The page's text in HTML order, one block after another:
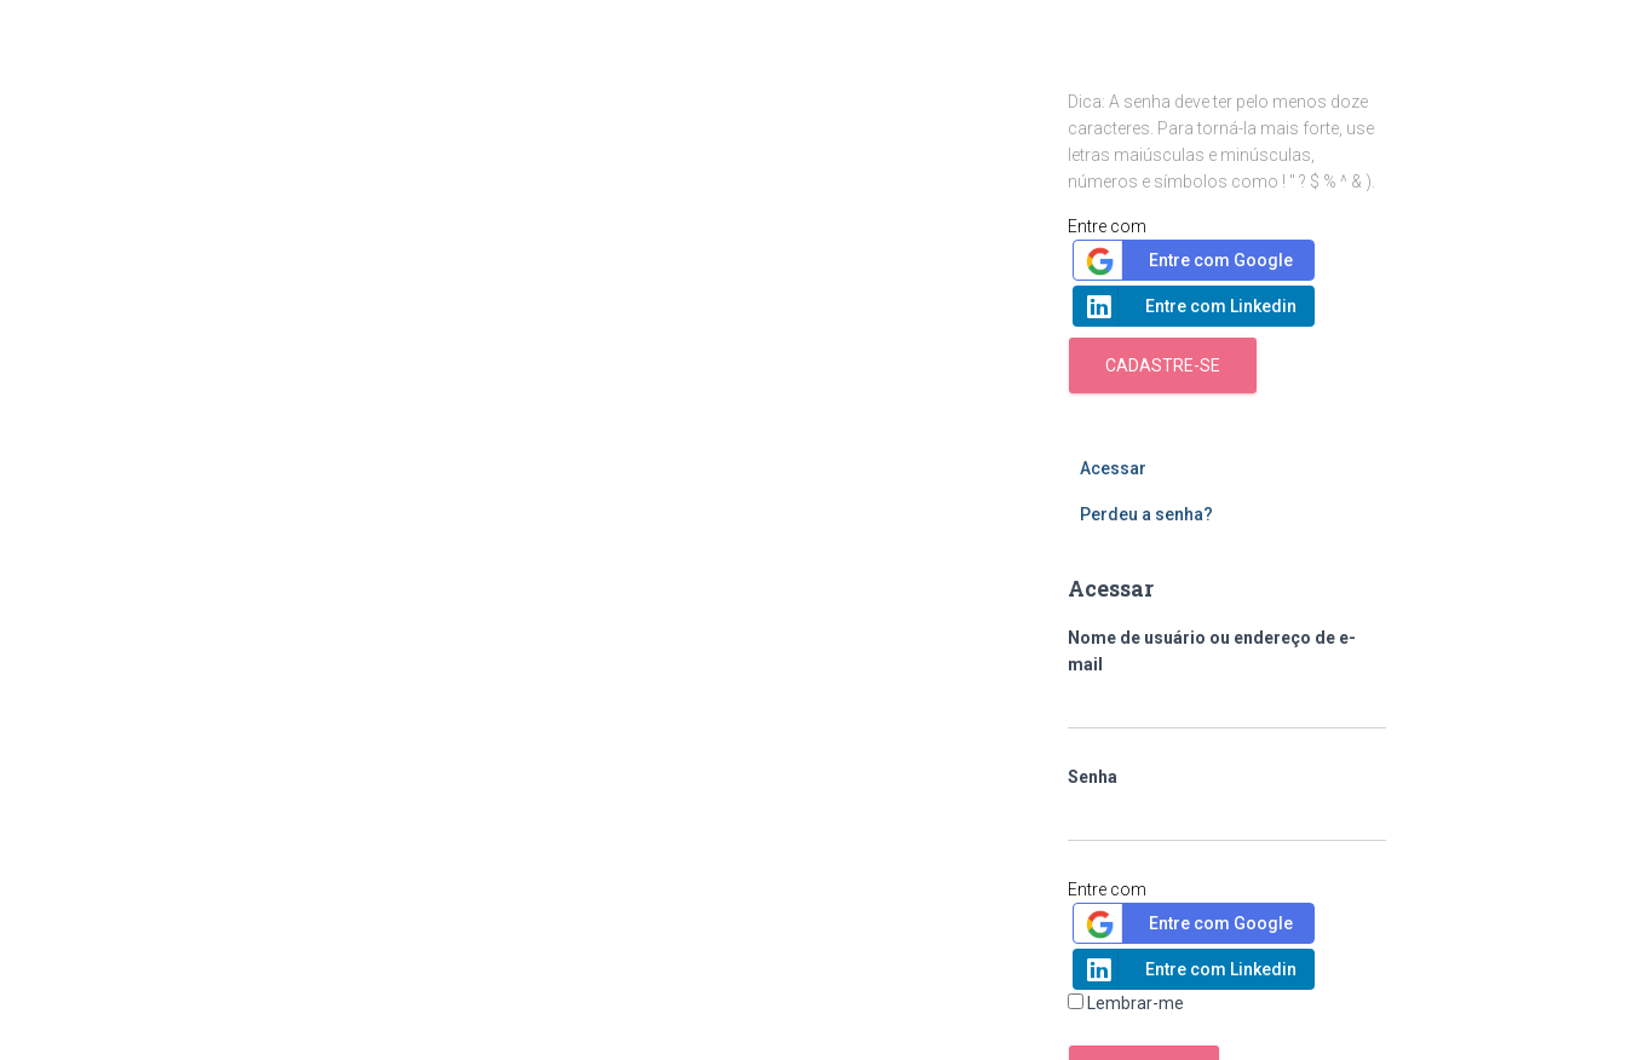
Dica: A senha deve ter pelo menos doze
caracteres. Para torná-la mais forte, use
letras maiúsculas e minúsculas,
números e símbolos como ! " ? $ % ^ & ).
Entre com
Entre com Google
Entre com Linkedin
CADASTRE-SE
Acessar
Perdeu a senha?
Acessar
Nome de usuário ou endereço de e-
mail
Senha
Entre com
Entre com Google
Entre com Linkedin
Lembrar-me